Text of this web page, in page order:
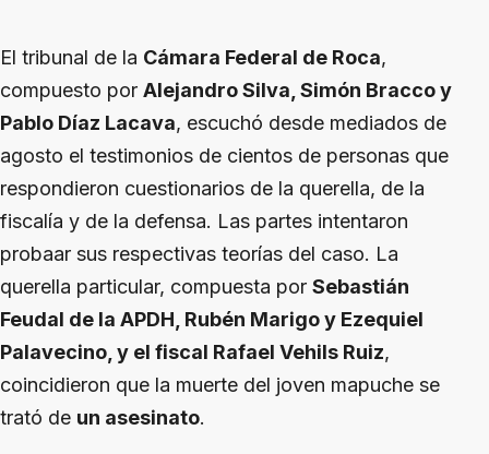
El tribunal de la Cámara Federal de Roca,
compuesto por Alejandro Silva, Simón Bracco y
Pablo Díaz Lacava, escuchó desde mediados de
agosto el testimonios de cientos de personas que
respondieron cuestionarios de la querella, de la
fiscalía y de la defensa. Las partes intentaron
probaar sus respectivas teorías del caso. La
querella particular, compuesta por Sebastián
Feudal de la APDH, Rubén Marigo y Ezequiel
Palavecino, y el fiscal Rafael Vehils Ruiz,
coincidieron que la muerte del joven mapuche se
trató de un asesinato.